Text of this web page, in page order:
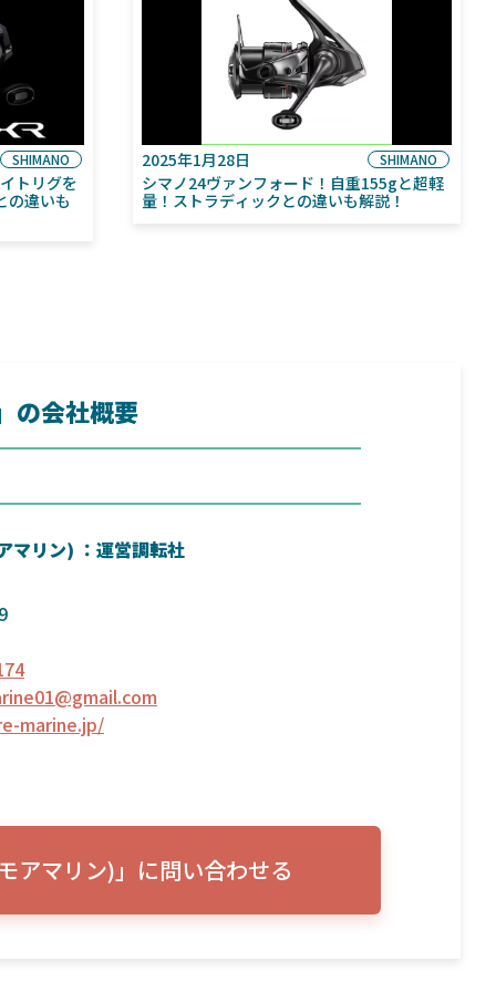
SHIMANO
トリグを
の違いも
2025年1月28日 SHIMANO
シマノ24ヴァンフォード！自重155gと超軽
量！ストラディックとの違いも解説！
の会社概要
リン) ：運営調転社
marine.jp/
アマリン)」に問い合わせる